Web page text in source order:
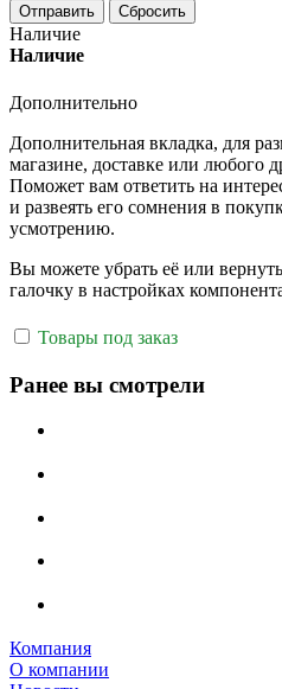
Отправить Сбросить
Наличие
Наличие
Дополнительно
Дополнительная вкладка, для
магазине, доставке или любого
Поможет вам ответить на
и развеять его сомнения в
усмотрению.
Вы можете убрать её или
галочку в настройках
Товары под заказ
Ранее вы смотрели
Компания
О компании